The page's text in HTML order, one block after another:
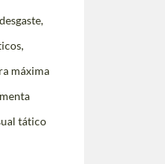
máxima
tático